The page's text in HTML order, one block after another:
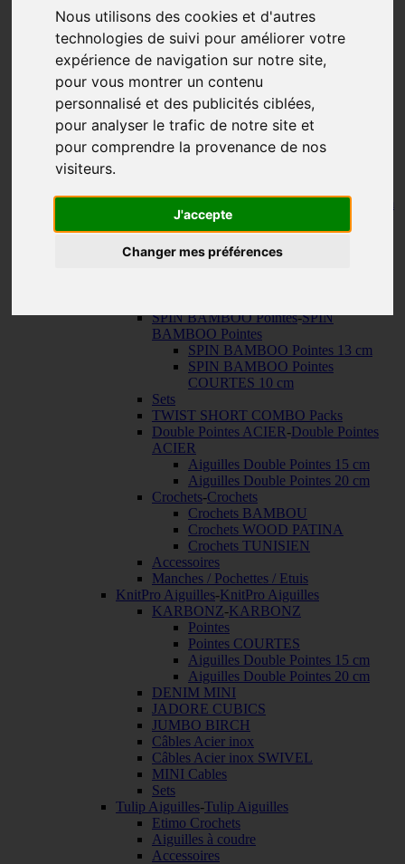
Nous utilisons des cookies et d'autres
technologies de suivi pour améliorer votre
expérience de navigation sur notre site,
pour vous montrer un contenu
personnalisé et des publicités ciblées,
pour analyser le trafic de notre site et
pour comprendre la provenance de nos
visiteurs.
J'accepte
Changer mes préférences
150 cm
KNIT RED Aiguilles Circulaires Fixes
KNIT RED Aiguilles Circulaires Fixes
23 cm
30 cm
Câbles-Câbles
TWIST SWIV360 SILVER Cables
TWIST RED Câbles
SPIN NYLON Câbles
TWIST X-FLEX BLUE Câbles
QUADS Pointes COURTES 10 cm
FORTÉ Pointes
TWIST Pointes-TWIST Pointes
TWIST Pointes 13 cm
SPIN BAMBOO Pointes-SPIN
BAMBOO Pointes
SPIN BAMBOO Pointes 13 cm
SPIN BAMBOO Pointes
COURTES 10 cm
Sets
TWIST SHORT COMBO Packs
Double Pointes ACIER-Double Pointes
ACIER
Aiguilles Double Pointes 15 cm
Aiguilles Double Pointes 20 cm
Crochets-Crochets
Crochets BAMBOU
Crochets WOOD PATINA
Crochets TUNISIEN
Accessoires
Manches / Pochettes / Etuis
KnitPro Aiguilles-KnitPro Aiguilles
KARBONZ-KARBONZ
Pointes
Pointes COURTES
Aiguilles Double Pointes 15 cm
Aiguilles Double Pointes 20 cm
DENIM MINI
JADORE CUBICS
JUMBO BIRCH
Câbles Acier inox
Câbles Acier inox SWIVEL
MINI Cables
Sets
Tulip Aiguilles-Tulip Aiguilles
Etimo Crochets
Aiguilles à coudre
Accessoires